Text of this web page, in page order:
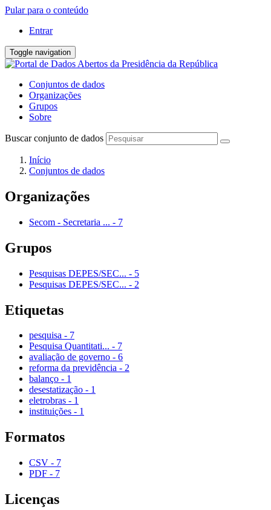
Pular para o conteúdo
Entrar
Toggle navigation
Conjuntos de dados
Organizações
Grupos
Sobre
Buscar conjunto de dados
Início
Conjuntos de dados
Organizações
Secom - Secretaria ... - 7
Grupos
Pesquisas DEPES/SEC... - 5
Pesquisas DEPES/SEC... - 2
Etiquetas
pesquisa - 7
Pesquisa Quantitati... - 7
avaliação de governo - 6
reforma da previdência - 2
balanço - 1
desestatização - 1
eletrobras - 1
instituições - 1
Formatos
CSV - 7
PDF - 7
Licenças